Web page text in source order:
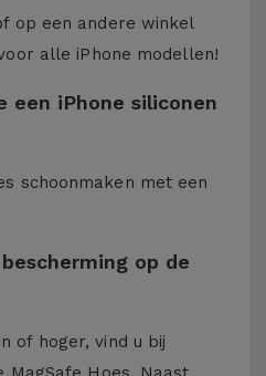
op een andere winkel
alle iPhone modellen!
een iPhone siliconen
schoonmaken met een
op de
of hoger, vind u bij